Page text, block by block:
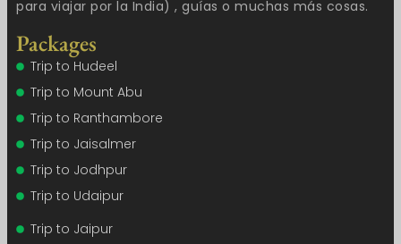
para viajar por la India) , guías o muchas más cosas.
Packages
Trip to Hudeel
Trip to Mount Abu
Trip to Ranthambore
Trip to Jaisalmer
Trip to Jodhpur
Trip to Udaipur
Trip to Jaipur